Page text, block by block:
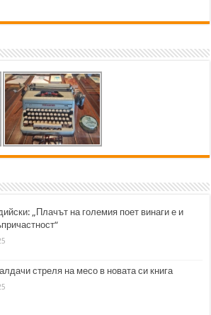
„Плачът на големия поет винаги е и
стреля на месо в новата си книга